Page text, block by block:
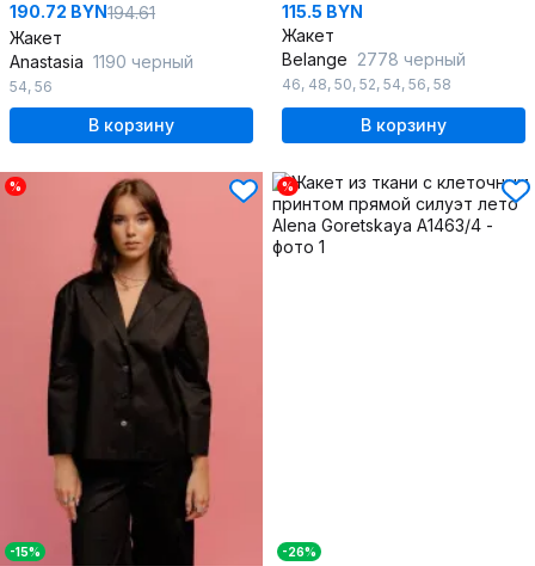
190.72 BYN194.61
Жакет
Anastasia 1190 черный
54, 56
В корзину
115.5 BYN
Жакет
Belange 2778 черный
46, 48, 50, 52, 54, 56, 58
В корзину
%
-15%
%
-26%